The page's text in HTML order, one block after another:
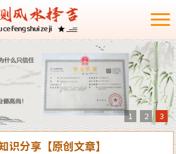
1 2 3
识分享【原创文章】